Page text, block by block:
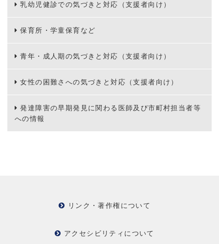
乳幼児健診での気づきと対応（支援者向け）
保育所・学童保育など
青年・成人期の気づきと対応（支援者向け）
女性の困難さへの気づきと対応（支援者向け）
発達障害の早期発見に関わる医師及び市町村担当者等
への情報
リンク・著作権について
アクセシビリティについて